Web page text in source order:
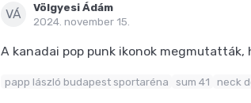
VÁ
Völgyesi Ádám
2024. november 15.
A kanadai pop punk ikonok
papp lászló budapest sportaréna sum 41 neck